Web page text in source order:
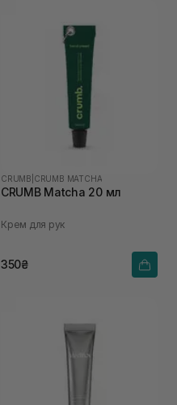
CRUMB CRUMB MATCHA
CRUMB Matcha 20 мл
Крем для рук
350₴